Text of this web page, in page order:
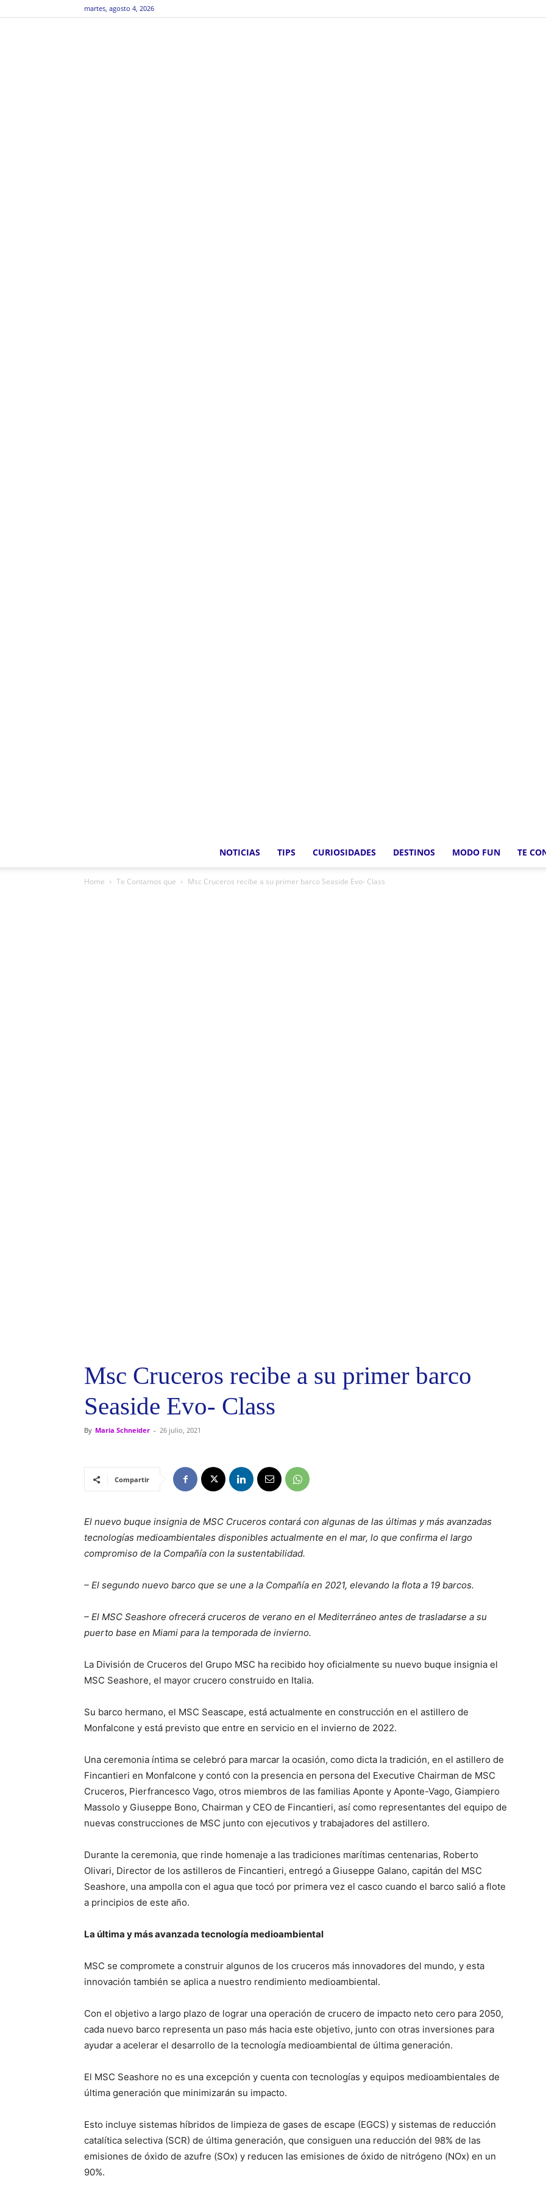
martes, agosto 4, 2026
NOTICIAS TIPS CURIOSIDADES DESTINOS MODO FUN TE
Home Te Contamos que Msc Cruceros recibe a su primer barco Seaside Evo- Class
Msc Cruceros recibe a su primer barco
Seaside Evo- Class
By Maria Schneider - 26 julio, 2021
Compartir
El nuevo buque insignia de MSC Cruceros contará con algunas de las últimas y más avanzadas
tecnologías medioambientales disponibles actualmente en el mar, lo que confirma el largo
compromiso de la Compañía con la sustentabilidad.
– El segundo nuevo barco que se une a la Compañía en 2021, elevando la flota a 19 barcos.
– El MSC Seashore ofrecerá cruceros de verano en el Mediterráneo antes de trasladarse a su
puerto base en Miami para la temporada de invierno.
La División de Cruceros del Grupo MSC ha recibido hoy oficialmente su nuevo buque insignia el
MSC Seashore, el mayor crucero construido en Italia.
Su barco hermano, el MSC Seascape, está actualmente en construcción en el astillero de
Monfalcone y está previsto que entre en servicio en el invierno de 2022.
Una ceremonia íntima se celebró para marcar la ocasión, como dicta la tradición, en el astillero de
Fincantieri en Monfalcone y contó con la presencia en persona del Executive Chairman de MSC
Cruceros, Pierfrancesco Vago, otros miembros de las familias Aponte y Aponte-Vago, Giampiero
Massolo y Giuseppe Bono, Chairman y CEO de Fincantieri, así como representantes del equipo de
nuevas construcciones de MSC junto con ejecutivos y trabajadores del astillero.
Durante la ceremonia, que rinde homenaje a las tradiciones marítimas centenarias, Roberto
Olivari, Director de los astilleros de Fincantieri, entregó a Giuseppe Galano, capitán del MSC
Seashore, una ampolla con el agua que tocó por primera vez el casco cuando el barco salió a flote
a principios de este año.
La última y más avanzada tecnología medioambiental
MSC se compromete a construir algunos de los cruceros más innovadores del mundo, y esta
innovación también se aplica a nuestro rendimiento medioambiental.
Con el objetivo a largo plazo de lograr una operación de crucero de impacto neto cero para 2050,
cada nuevo barco representa un paso más hacia este objetivo, junto con otras inversiones para
ayudar a acelerar el desarrollo de la tecnología medioambiental de última generación.
El MSC Seashore no es una excepción y cuenta con tecnologías y equipos medioambientales de
última generación que minimizarán su impacto.
Esto incluye sistemas híbridos de limpieza de gases de escape (EGCS) y sistemas de reducción
catalítica selectiva (SCR) de última generación, que consiguen una reducción del 98% de las
emisiones de óxido de azufre (SOx) y reducen las emisiones de óxido de nitrógeno (NOx) en un
90%.